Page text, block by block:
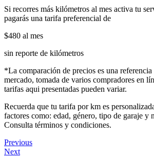
Si recorres más kilómetros al mes activa tu
pagarás una tarifa preferencial de
$480 al mes
sin reporte de kilómetros
*La comparación de precios es una referencia
mercado, tomada de varios compradores en
tarifas aqui presentadas pueden variar.
Recuerda que tu tarifa por km es
factores como: edad, género, tipo de garaje y
Consulta términos y condiciones.
Previous
Next